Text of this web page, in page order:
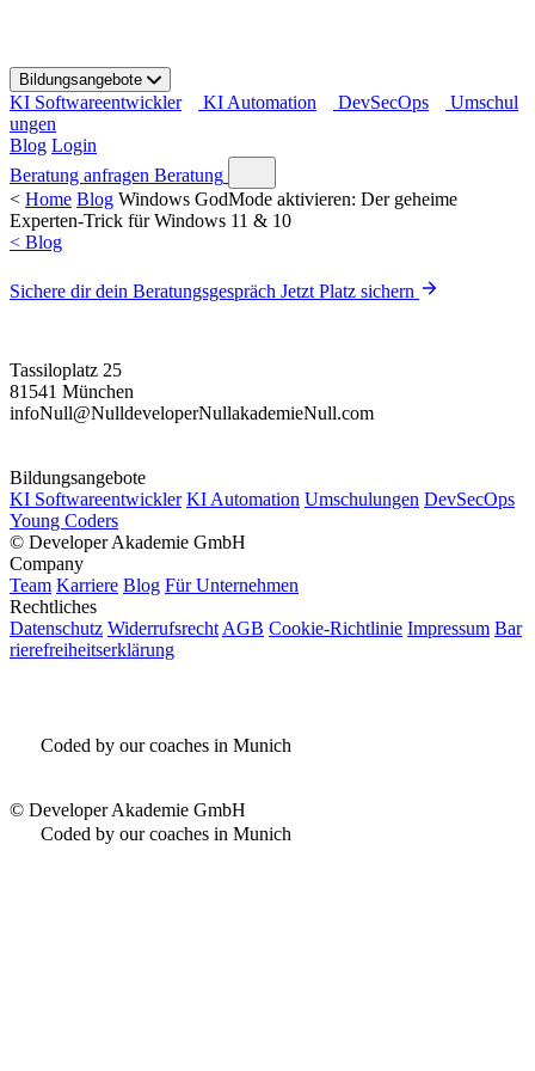
t
o
c
o
n
t
e
n
Bildungsangebote
KI Softwareentwickler KI Automation DevSecOps
Umschul
ungen
Blog Login
Beratung anfragen Beratung
< Home Blog Windows GodMode aktivieren: Der geheime
Experten-Trick für Windows 11 & 10
< Blog
Sichere dir dein Beratungsgespräch Jetzt Platz sichern
Tassiloplatz 25
81541 München
infoNull@NulldeveloperNullakademieNull.com
Bildungsangebote
KI Softwareentwickler KI Automation Umschulungen DevSecOps
Young Coders
© Developer Akademie GmbH
Company
Team Karriere Blog Für Unternehmen
Rechtliches
Datenschutz WiderrufsrechtAGB Cookie-Richtlinie Impressum Bar
rierefreiheitserklärung
Coded by our coaches in Munich
© Developer Akademie GmbH
Coded by our coaches in Munich